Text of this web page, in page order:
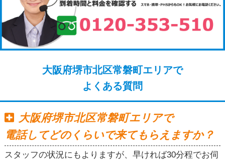
大阪府堺市北区常磐町エリアで
よくある質問
大阪府堺市北区常磐町エリアで
電話してどのくらいで来てもらえますか？
スタッフの状況にもよりますが、早ければ30分程でお伺